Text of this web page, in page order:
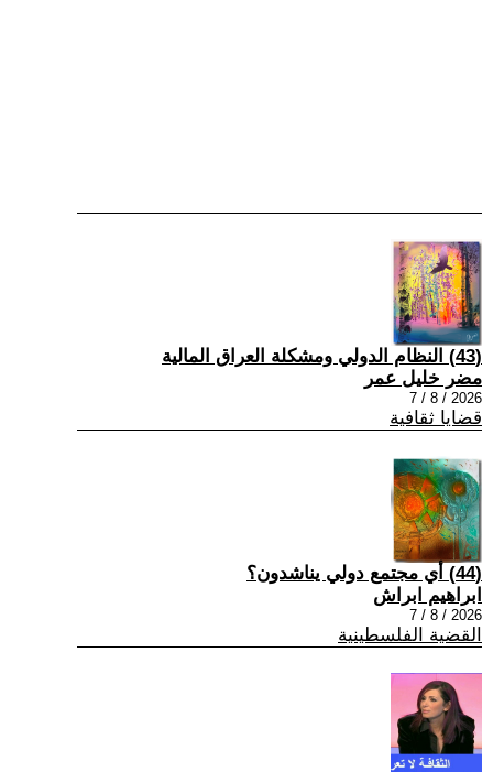
(43) النظام الدولي ومشكلة العراق المالية
مضر خليل عمر
2026 / 8 / 7
قضايا ثقافية
(44) أي مجتمع دولي يناشدون؟
ابراهيم ابراش
2026 / 8 / 7
القضية الفلسطينية